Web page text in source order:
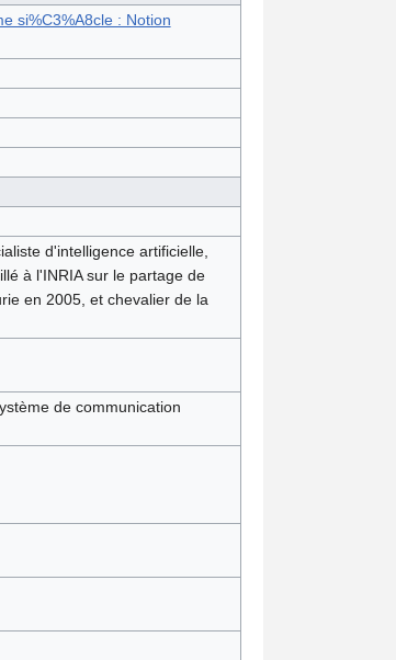
si%C3%A8cle : Notion
d'intelligence artificielle,
à l'INRIA sur le partage de
en 2005, et chevalier de la
de communication